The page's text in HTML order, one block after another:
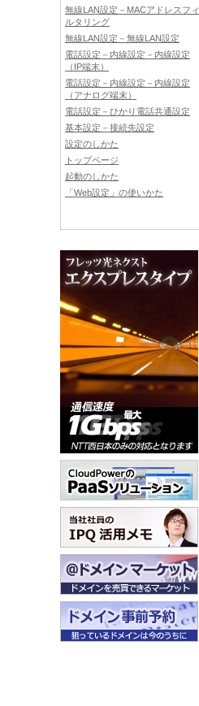
無線LAN設定－MACアドレスフィ
ルタリング
無線LAN設定－無線LAN設定
電話設定－内線設定－内線設定
（IP端末）
電話設定－内線設定－内線設定
（アナログ端末）
電話設定－ひかり電話共通設定
基本設定－接続先設定
設定のしかた
トップページ
起動のしかた
「Web設定」の使いかた